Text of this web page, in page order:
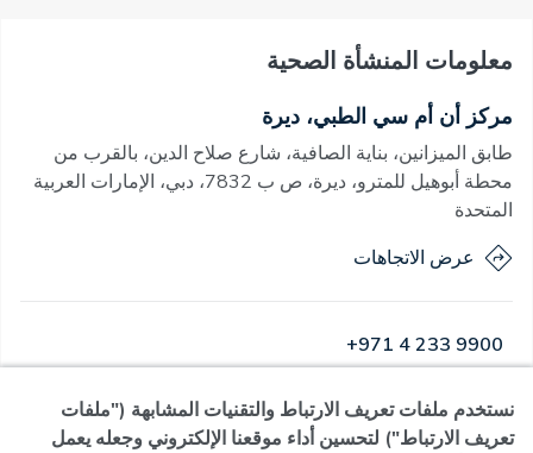
معلومات المنشأة الصحية
مركز أن أم سي الطبي، ديرة
طابق الميزانين، بناية الصافية، شارع صلاح الدين، بالقرب من
محطة أبوهيل للمترو، ديرة، ص ب 7832، دبي، الإمارات العربية
المتحدة
عرض الاتجاهات
+971 4 233 9900
مفتوح · مفتوح اليوم,
07:00 - 23:00
نستخدم ملفات تعريف الارتباط والتقنيات المشابهة ("ملفات
تعريف الارتباط") لتحسين أداء موقعنا الإلكتروني وجعله يعمل